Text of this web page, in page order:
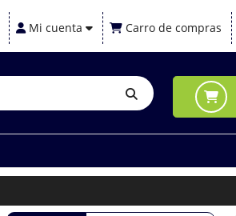
Mi cuenta Carro de compras